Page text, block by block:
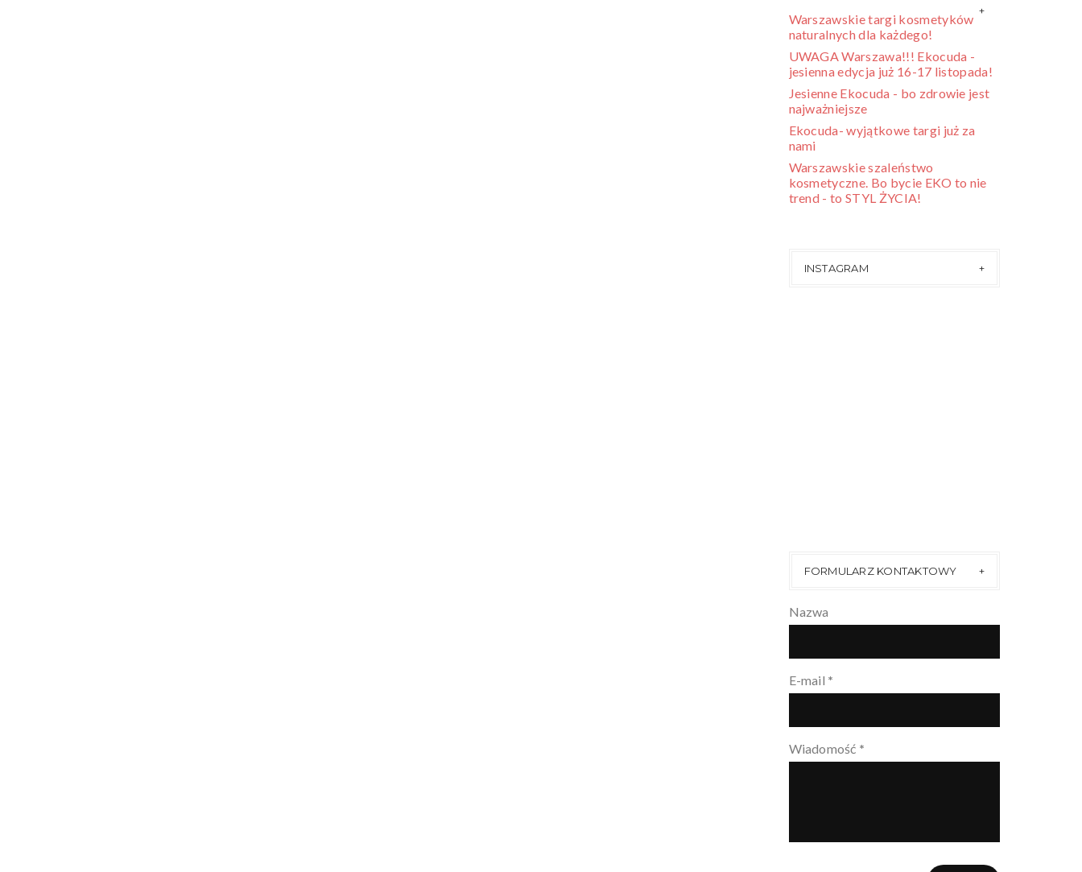
Warszawskie targi kosmetyków
naturalnych dla każdego!
UWAGA Warszawa!!! Ekocuda -
jesienna edycja już 16-17 listopada!
Jesienne Ekocuda - bo zdrowie jest
najważniejsze
Ekocuda- wyjątkowe targi już za
nami
Warszawskie szaleństwo
kosmetyczne. Bo bycie EKO to nie
trend - to STYL ŻYCIA!
INSTAGRAM
FORMULARZ KONTAKTOWY
Nazwa
E-mail *
Wiadomość *